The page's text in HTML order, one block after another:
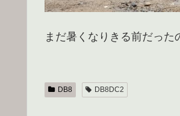
まだ暑くなりきる前だっ
DB8 DB8DC2